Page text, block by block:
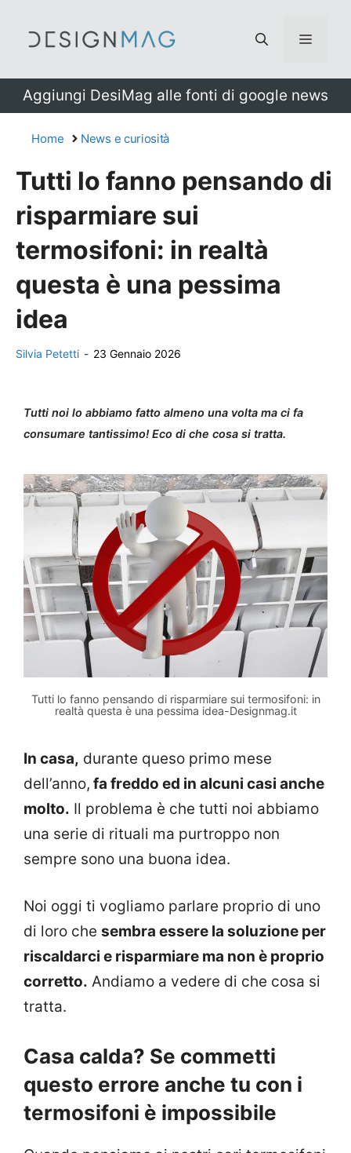
Menu
Aggiungi DesiMag alle fonti di google news
Home News e curiosità
Tutti lo fanno pensando di
risparmiare sui
termosifoni: in realtà
questa è una pessima
idea
Silvia Petetti - 23 Gennaio 2026
Tutti noi lo abbiamo fatto almeno una volta ma ci fa
consumare tantissimo! Eco di che cosa si tratta.
Tutti lo fanno pensando di risparmiare sui termosifoni: in
realtà questa è una pessima idea-Designmag.it
In casa, durante queso primo mese
dell’anno, fa freddo ed in alcuni casi anche
molto. Il problema è che tutti noi abbiamo
una serie di rituali ma purtroppo non
sempre sono una buona idea.
Noi oggi ti vogliamo parlare proprio di uno
di loro che sembra essere la soluzione per
riscaldarci e risparmiare ma non è proprio
corretto. Andiamo a vedere di che cosa si
tratta.
Casa calda? Se commetti
questo errore anche tu con i
termosifoni è impossibile